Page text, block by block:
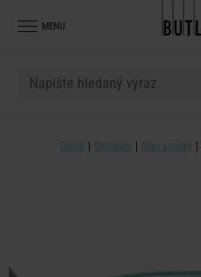
MENU
Domů Stolování Mísy a misky